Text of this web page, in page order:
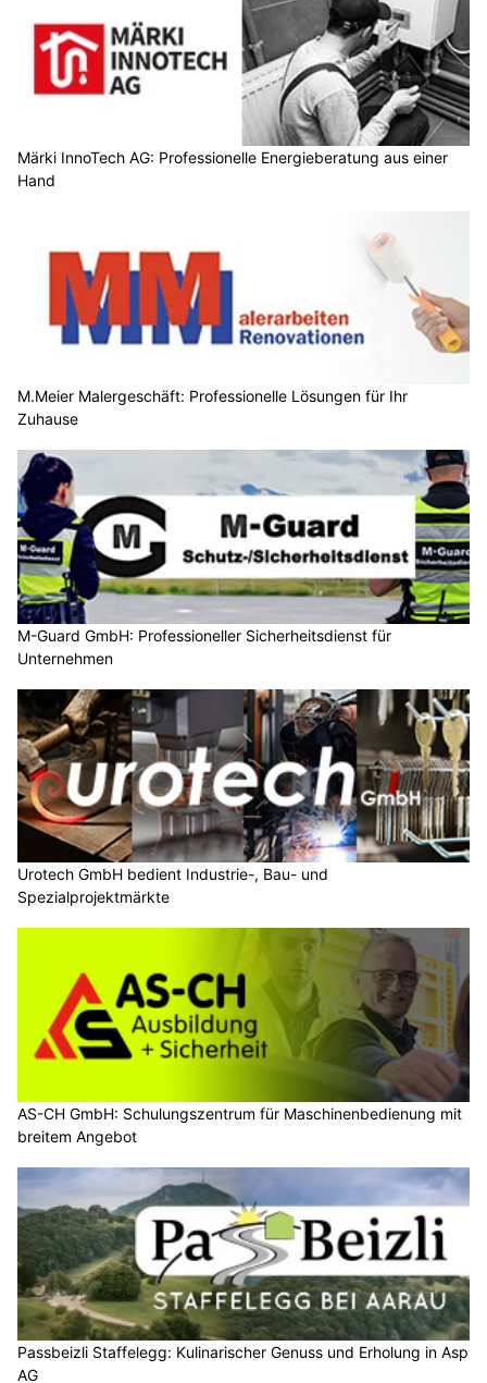
Märki InnoTech AG: Professionelle Energieberatung aus einer
Hand
M.Meier Malergeschäft: Professionelle Lösungen für Ihr
Zuhause
M-Guard GmbH: Professioneller Sicherheitsdienst für
Unternehmen
Urotech GmbH bedient Industrie-, Bau- und
Spezialprojektmärkte
AS-CH GmbH: Schulungszentrum für Maschinenbedienung mit
breitem Angebot
Passbeizli Staffelegg: Kulinarischer Genuss und Erholung in Asp
AG